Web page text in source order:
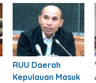
RUU Daerah
Kepulauan Masuk